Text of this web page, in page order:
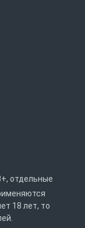
отдельные
18 лет, то